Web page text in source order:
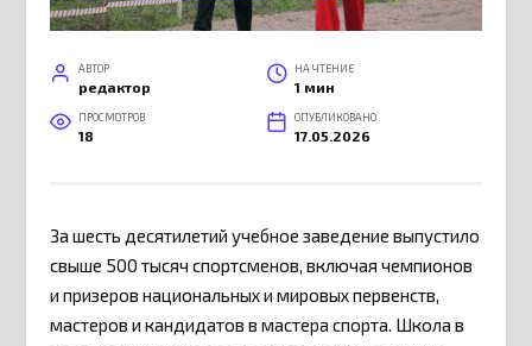
АВТОР
редактор
НА ЧТЕНИЕ
1 мин
ПРОСМОТРОВ
18
ОПУБЛИКОВАНО
17.05.2026
За шесть десятилетий учебное заведение выпустило
свыше 500 тысяч спортсменов, включая чемпионов
и призеров национальных и мировых первенств,
мастеров и кандидатов в мастера спорта. Школа в